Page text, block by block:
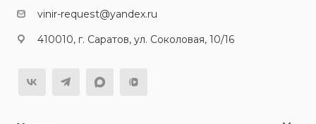
vinir-request@yandex.ru
410010, г. Саратов, ул. Соколовая, 10/16